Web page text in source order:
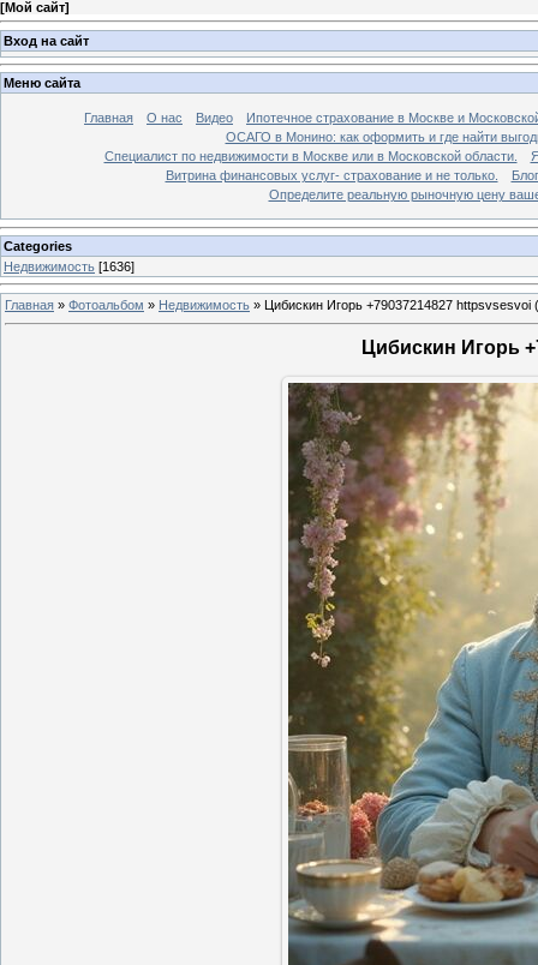
[Мой сайт]
Вход на сайт
Меню сайта
Главная О нас Видео
Ипотечное страхование в Москве и
ОСАГО в Монино: как оформить и где найти
Специалист по недвижимости в Москве или в Московской области.
Витрина финансовых услуг- страхование и не только.
Блог
Определите реальную рыночную цену
Categories
Недвижимость [1636]
Главная » Фотоальбом » Недвижимость » Цибискин Игорь +79037214827 httpsvsesvoi
Цибискин Игорь